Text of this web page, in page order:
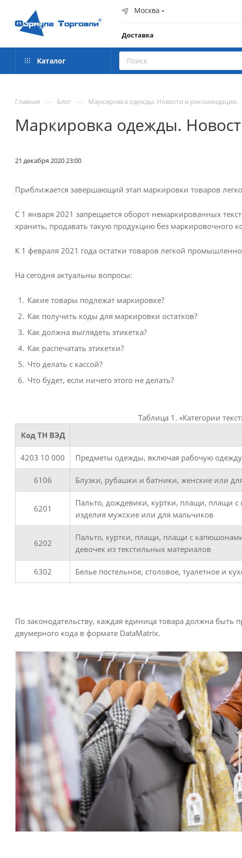
Москва
Доставка
Каталог
Главная — Блог — Маркировка одежды. Новости и рекомендации.
Маркировка одежды.
21 декабря 2020 23:00
Приближается завершающий этап маркировки товаров
С 1 января 2021 запрещается оборот немаркированных
хранить, продавать такую продукцию без маркировочного
К 1 февраля 2021 года остатки товаров легкой
На сегодня актуальны вопросы:
Какие товары подлежат маркировке?
Как получить коды для маркировки остатков?
Как должна выглядеть этикетка?
Как распечатать этикетки?
Что делать с кассой?
Что будет, если ничего этого не делать?
Таблица 1. «Категории
Код ТН ВЭД
4203 10 000 Предметы одежды, включая рабочую
6106 Блузки, рубашки и батники, женские или
6201
Пальто, дождевики, куртки, плащи, плащи
изделия мужские или для мальчиков
6202
Пальто, куртки, плащи, плащи с
девочек из текстильных материалов
6302 Белье постельное, столовое, туалетное и
По законодательству, каждая единица товара должна
двумерного кода в формате DataMatrix.